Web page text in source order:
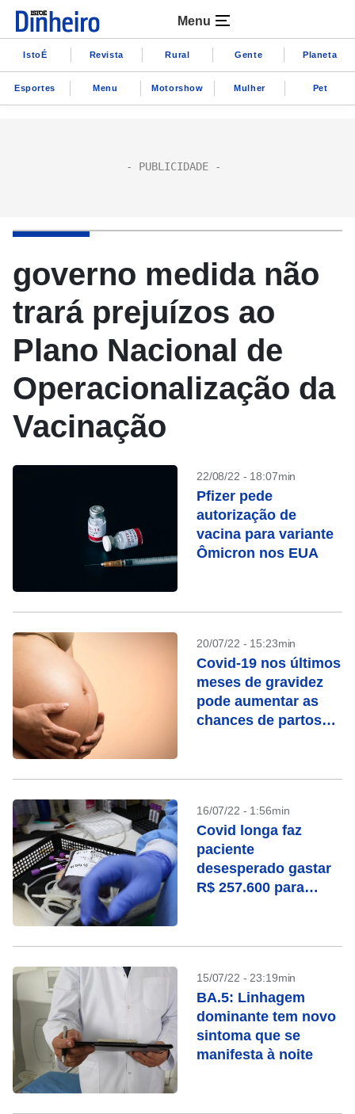
Menu
IstoÉ Revista Rural Gente Planeta
Esportes Menu Motorshow Mulher Pet
governo medida não
trará prejuízos ao
Plano Nacional de
Operacionalização da
Vacinação
22/08/22 - 18:07min
Pfizer pede
autorização de
vacina para variante
Ômicron nos EUA
20/07/22 - 15:23min
Covid-19 nos últimos
meses de gravidez
pode aumentar as
chances de partos
16/07/22 - 1:56min
Covid longa faz
paciente
desesperado gastar
R$ 257.600 para
15/07/22 - 23:19min
BA.5: Linhagem
dominante tem novo
sintoma que se
manifesta à noite